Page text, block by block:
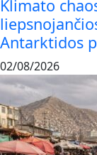
Klimato
Antarktidos
02/08/2026